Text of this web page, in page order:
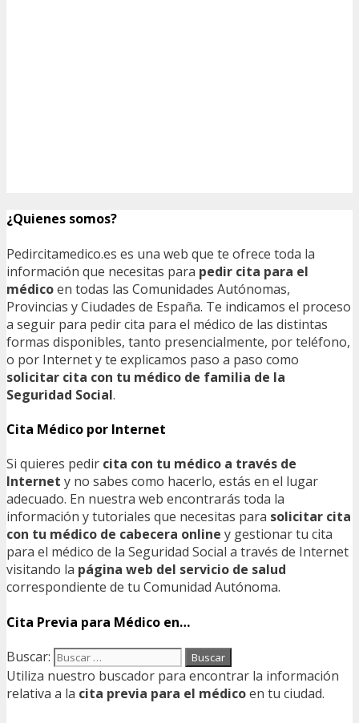
¿Quienes somos?
Pedircitamedico.es es una web que te ofrece toda la
información que necesitas para pedir cita para el
médicoen todas las Comunidades Autónomas,
Provincias y Ciudades de España. Te indicamos el proceso
a seguir para pedir cita para el médico de las distintas
formas disponibles, tanto presencialmente, por teléfono,
o por Internet y te explicamos paso a paso como
solicitar cita con tu médico de familia de la
Seguridad Social.
Cita Médico por Internet
Si quieres pedir cita con tu médico a través de
Internet y no sabes como hacerlo, estás en el lugar
adecuado. En nuestra web encontrarás toda la
información y tutoriales que necesitas para solicitar cita
con tu médico de cabecera online y gestionar tu cita
para el médico de la Seguridad Social a través de Internet
visitando la página web del servicio de salud
correspondiente de tu Comunidad Autónoma.
Cita Previa para Médico en…
Buscar:
Utiliza nuestro buscador para encontrar la información
relativa a la cita previa para el médicoen tu ciudad.